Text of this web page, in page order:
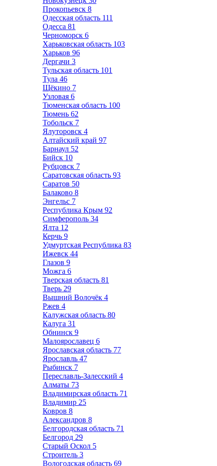
Прокопьевск 8
Одесская область 111
Одесса 81
Черноморск 6
Харьковская область 103
Харьков 96
Дергачи 3
Тульская область 101
Тула 46
Щёкино 7
Узловая 6
Тюменская область 100
Тюмень 62
Тобольск 7
Ялуторовск 4
Алтайский край 97
Барнаул 52
Бийск 10
Рубцовск 7
Саратовская область 93
Саратов 50
Балаково 8
Энгельс 7
Республика Крым 92
Симферополь 34
Ялта 12
Керчь 9
Удмуртская Республика 83
Ижевск 44
Глазов 9
Можга 6
Тверская область 81
Тверь 29
Вышний Волочёк 4
Ржев 4
Калужская область 80
Калуга 31
Обнинск 9
Малоярославец 6
Ярославская область 77
Ярославль 47
Рыбинск 7
Переславль-Залесский 4
Алматы 73
Владимирская область 71
Владимир 25
Ковров 8
Александров 8
Белгородская область 71
Белгород 29
Старый Оскол 5
Строитель 3
Вологодская область 69